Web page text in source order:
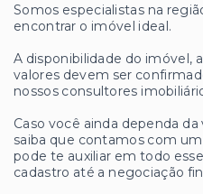
Somos especialistas na
encontrar o imóvel ideal.
A disponibilidade do imóvel,
valores devem ser
nossos consultores
Caso você ainda dependa
saiba que contamos com
pode te auxiliar em todo
cadastro até a negociação